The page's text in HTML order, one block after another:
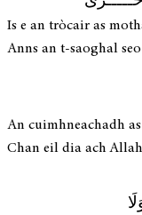
Is e an tròcair as
Anns an t-saoghal
An cuimhneachadh
Chan eil dia ach Allah